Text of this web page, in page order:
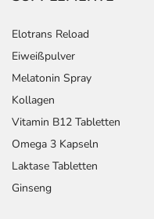
Elotrans Reload
Eiweißpulver
Melatonin Spray
Kollagen
Vitamin B12 Tabletten
Omega 3 Kapseln
Laktase Tabletten
Ginseng